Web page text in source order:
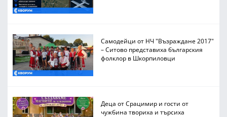
Самодейци от НЧ "Възраждане 2017"
– Ситово представиха българския
фолклор в Шкорпиловци
Деца от Срацимир и гости от
чужбина твориха и търсиха